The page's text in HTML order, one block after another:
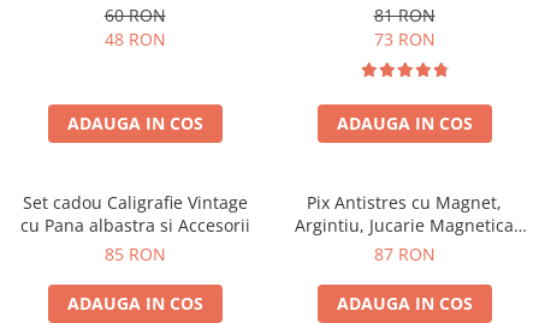
60 RON
48 RON
ADAUGA IN COS
81 RON
73 RON
ADAUGA IN COS
Set cadou Caligrafie Vintage
cu Pana albastra si Accesorii
85 RON
ADAUGA IN COS
Pix Antistres cu Magnet,
Argintiu, Jucarie Magnetica
pentru Birou
87 RON
ADAUGA IN COS